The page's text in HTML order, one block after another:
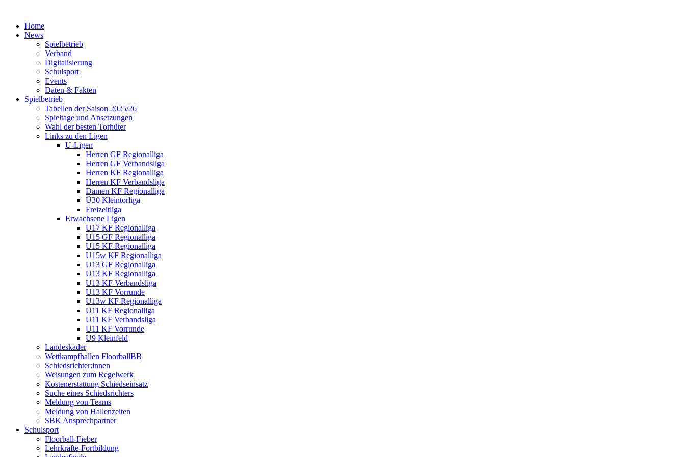
Home
News
Spielbetrieb
Verband
Digitalisierung
Schulsport
Events
Daten & Fakten
Spielbetrieb
Tabellen der Saison 2025/26
Spieltage und Ansetzungen
Wahl der besten Torhüter
Links zu den Ligen
U-Ligen
Herren GF Regionalliga
Herren GF Verbandsliga
Herren KF Regionalliga
Herren KF Verbandsliga
Damen KF Regionalliga
Ü30 Kleintorliga
Freizeitliga
Erwachsene Ligen
U17 KF Regionalliga
U15 GF Regionalliga
U15 KF Regionalliga
U15w KF Regionalliga
U13 GF Regionalliga
U13 KF Regionalliga
U13 KF Verbandsliga
U13 KF Vorrunde
U13w KF Regionalliga
U11 KF Regionalliga
U11 KF Verbandsliga
U11 KF Vorrunde
U9 Kleinfeld
Landeskader
Wettkampfhallen FloorballBB
Schiedsrichter:innen
Weisungen zum Regelwerk
Kostenerstattung Schiedseinsatz
Suche eines Schiedsrichters
Meldung von Teams
Meldung von Hallenzeiten
SBK Ansprechpartner
Schulsport
Floorball-Fieber
Lehrkräfte-Fortbildung